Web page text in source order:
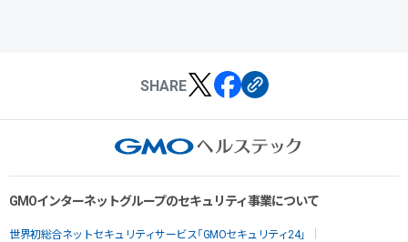
SHARE
GMOインターネットグループのセキュリティ事業について
世界初総合ネットセキュリティサービス「GMOセキュリティ24」